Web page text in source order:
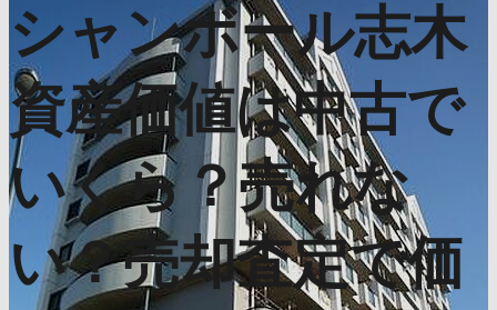
シャンボール志木
資産価値は中古で
いくら？売れな
い？売却査定で価